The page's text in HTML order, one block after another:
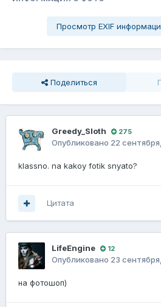
Просмотр EXIF
Поделиться
Greedy_Sloth 275
Опубликовано 22
klassno. na kakoy fotik snyato?
Цитата
LifeEngine 12
Опубликовано 23
на фотошоп)